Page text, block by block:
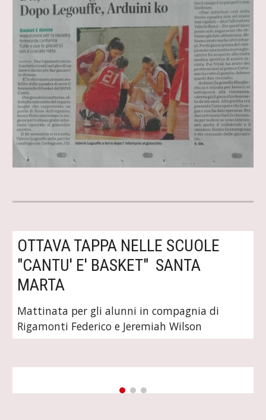
OTTAVA TAPPA NELLE SCUOLE
"CANTU' E' BASKET"  SANTA
MARTA
Mattinata per gli alunni in compagnia di
Rigamonti Federico e Jeremiah Wilson